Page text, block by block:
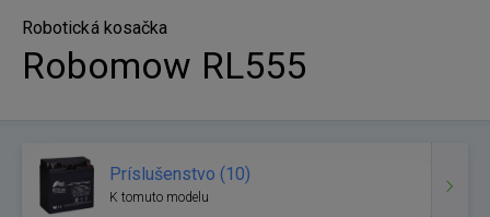
Robotická kosačka
Robomow RL555
Príslušenstvo (10)
K tomuto modelu